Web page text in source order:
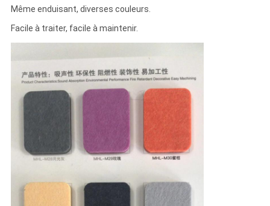
Même enduisant, diverses couleurs.
Facile à traiter, facile à maintenir.